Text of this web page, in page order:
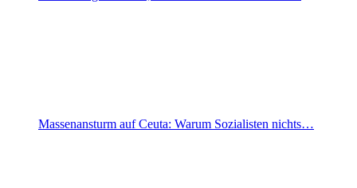
Massenansturm auf Ceuta: Warum Sozialisten nichts…